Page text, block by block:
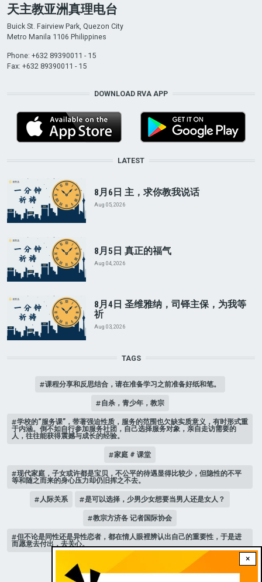
×
天主教亚洲真理电台
Buick St. Fairview Park, Quezon City
Metro Manila 1106 Philippines
Phone: +632 89390011 - 15
Fax: +632 89390011 - 15
DOWNLOAD RVA APP
LATEST
8月6日 主，求你教我说话
Aug 05, 2026
8月5日 真正的福气
Aug 04, 2026
8月4日 圣维雅纳，司铎主保，为我等
祈
Aug 03, 2026
TAGS
课程分享和反思结合，请在准备学习之前准备好纸和笔。
自杀，青少年，教宗
学校的“服务课”，带著强迫性质，服务的范围也欠缺实质意义，有时形式重
于内涵。倒不如自行参加服务社团，自己选择服务对象，亲自走访需要的
人，往往能获得震撼与成长的经验。
家庭 # 课堂
现代家庭，子女或许都是宝贝，不公平的待遇显得比较少，但隐性的不平
等和随之而来的身心压力却仍旧挥之不去。
人际关系 是可以选择，少男少女想要当男人还是女人？
教宗方济各 记者国际协会
但不论是同性还是异性恋者，都在情人眼裡辨认出自己的重要性，于是进
而愿意去付出，去关心。